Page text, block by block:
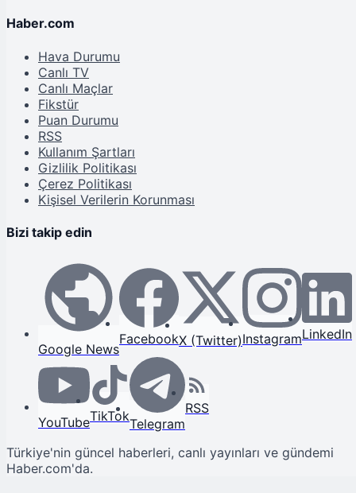
Haber.com
Hava Durumu
Canlı TV
Canlı Maçlar
Fikstür
Puan Durumu
RSS
Kullanım Şartları
Gizlilik Politikası
Çerez Politikası
Kişisel Verilerin Korunması
Bizi takip edin
Google News
FacebookX (Twitter)InstagramLinkedIn
YouTubeTikTokTelegram
RSS
Türkiye'nin güncel haberleri, canlı yayınları ve gündemi
Haber.com'da.